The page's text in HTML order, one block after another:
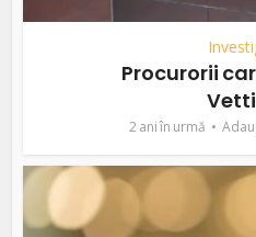
Procurorii
2 ani în urmă